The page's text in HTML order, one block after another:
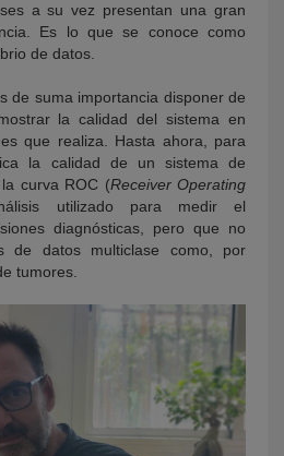
a su vez presentan una gran
Es lo que se conoce como
de datos.
de suma importancia disponer de
la calidad del sistema en
que realiza. Hasta ahora, para
la calidad de un sistema de
curva ROC (Receiver Operating
utilizado para medir el
diagnósticas, pero que no
de datos multiclase como, por
tumores.